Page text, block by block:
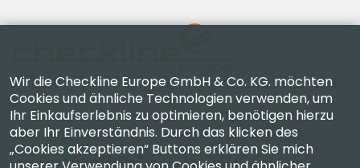
Checkline Europe GmbH & Co. KG. — Spezialisten für
Lieferung, Kalibrierung, Zertifizierung und Reparatur
hochpräziser Messgeräte.
Wir die Checkline Europe GmbH & Co. KG. möchten
Cookies und ähnliche Technologien verwenden, um
Ihr Einkaufserlebnis zu optimieren, benötigen hierzu
aber Ihr Einverständnis. Durch das klicken des
„Cookies akzeptieren“ Buttons erklären Sie mich